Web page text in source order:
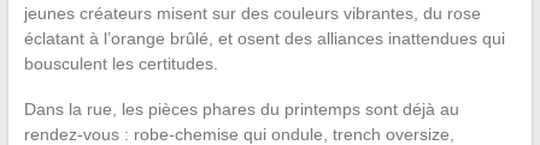
jeunes créateurs misent sur des couleurs vibrantes, du rose
éclatant à l’orange brûlé, et osent des alliances inattendues qui
bousculent les certitudes.
Dans la rue, les pièces phares du printemps sont déjà au
rendez-vous : robe-chemise qui ondule, trench oversize,